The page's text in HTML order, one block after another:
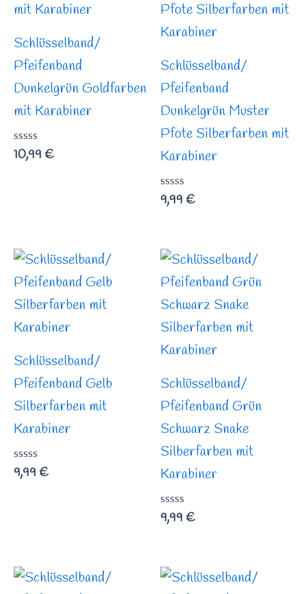
Schlüsselband/
Pfeifenband
Dunkelgrün Goldfarben
mit Karabiner
Bewertet
mit
10,99 €
Schlüsselband/
Pfeifenband
Dunkelgrün Muster
Pfote Silberfarben mit
Karabiner
Bewertet
mit
9,99 €
Schlüsselband/
Pfeifenband Gelb
Silberfarben mit
Karabiner
Bewertet
mit
9,99 €
Schlüsselband/
Pfeifenband Grün
Schwarz Snake
Silberfarben mit
Karabiner
Bewertet
mit
9,99 €